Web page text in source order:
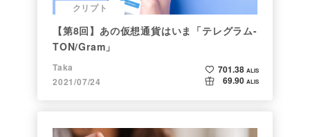
クリプト
【第8回】あの仮想通貨はいま「テレグラム-
TON/Gram」
Taka
2021/07/24
701.38 ALIS
69.90 ALIS